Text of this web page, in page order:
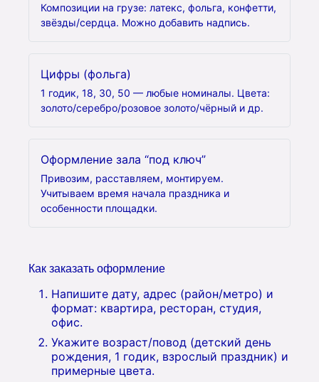
Композиции на грузе: латекс, фольга, конфетти,
звёзды/сердца. Можно добавить надпись.
Цифры (фольга)
1 годик, 18, 30, 50 — любые номиналы. Цвета:
золото/серебро/розовое золото/чёрный и др.
Оформление зала “под ключ”
Привозим, расставляем, монтируем.
Учитываем время начала праздника и
особенности площадки.
Как заказать оформление
Напишите дату, адрес (район/метро) и
формат: квартира, ресторан, студия,
офис.
Укажите возраст/повод (детский день
рождения, 1 годик, взрослый праздник) и
примерные цвета.